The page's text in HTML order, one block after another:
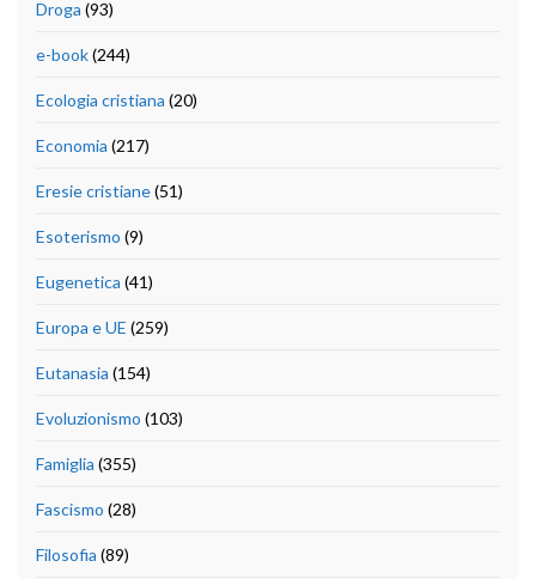
Droga (93)
e-book(244)
Ecologia cristiana (20)
Economia (217)
Eresie cristiane(51)
Esoterismo (9)
Eugenetica (41)
Europa e UE (259)
Eutanasia (154)
Evoluzionismo (103)
Famiglia (355)
Fascismo (28)
Filosofia (89)